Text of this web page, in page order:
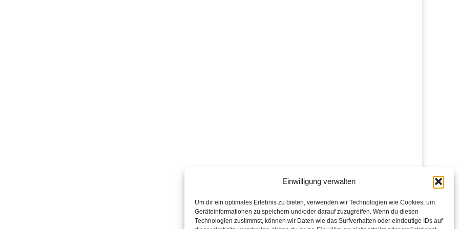
Einwilligung verwalten
Um dir ein optimales Erlebnis zu bieten, verwenden wir Technologien wie Cookies, um
Geräteinformationen zu speichern und/oder darauf zuzugreifen. Wenn du diesen
Technologien zustimmst, können wir Daten wie das Surfverhalten oder eindeutige IDs auf